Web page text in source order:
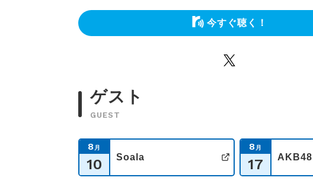
今すぐ聴く！
ゲスト
GUEST
8 月
10
Soala
公式サイト
8 月
17
AKB48